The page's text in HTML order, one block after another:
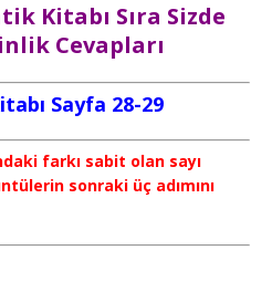
Kitabı Sıra Sizde
Cevapları
Sayfa 28-29
farkı sabit olan sayı
sonraki üç adımını